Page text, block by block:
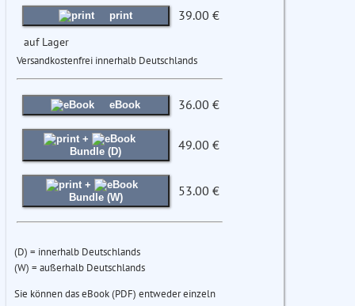
print 39.00 €
auf Lager
Versandkostenfrei innerhalb Deutschlands
eBook 36.00 €
+
Bundle (D)
49.00 €
+
Bundle (W)
53.00 €
(D) = innerhalb Deutschlands
(W) = außerhalb Deutschlands
Sie können das eBook (PDF) entweder einzeln